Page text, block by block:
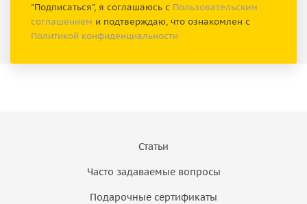
"Подписаться", я соглашаюсь с Пользовательским
соглашением и подтверждаю, что ознакомлен с
Политикой конфиденциальности
Статьи
Часто задаваемые вопросы
Подарочные сертификаты